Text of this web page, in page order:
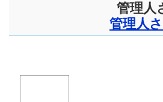
管理人
管理人